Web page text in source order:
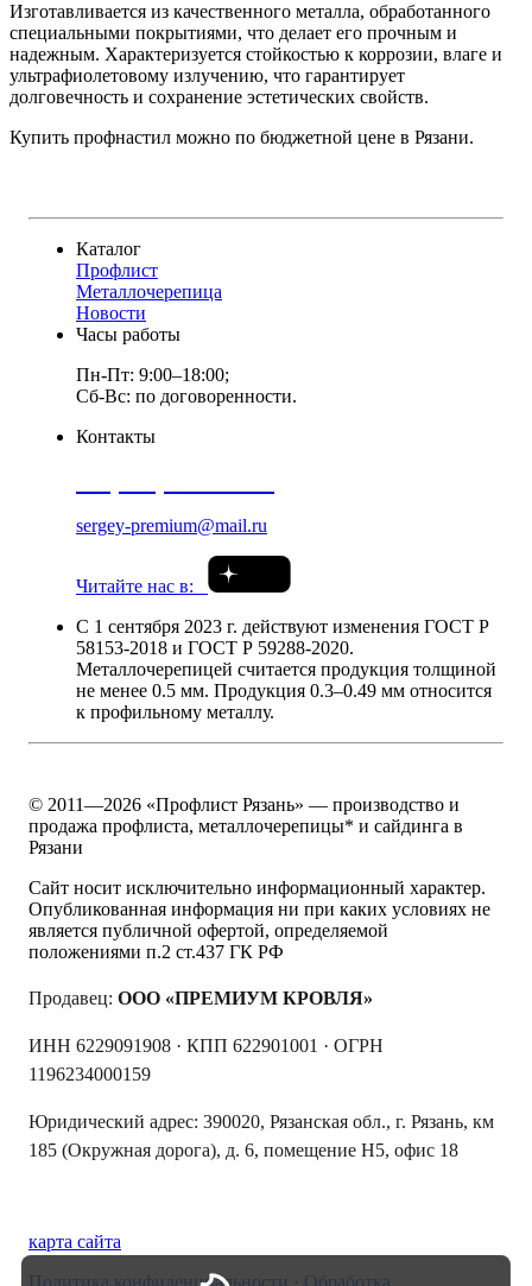
Изготавливается из качественного металла, обработанного
специальными покрытиями, что делает его прочным и
надежным. Характеризуется стойкостью к коррозии, влаге и
ультрафиолетовому излучению, что гарантирует
долговечность и сохранение эстетических свойств.
Купить профнастил можно по бюджетной цене в Рязани.
Каталог
Профлист
Металлочерепица
Новости
Часы работы
Пн-Пт: 9:00–18:00;
Сб-Вс: по договоренности.
Контакты
sergey-premium@mail.ru
Читайте нас в:
С 1 сентября 2023 г. действуют изменения ГОСТ Р
58153-2018 и ГОСТ Р 59288-2020.
Металлочерепицей считается продукция толщиной
не менее 0.5 мм. Продукция 0.3–0.49 мм относится
к профильному металлу.
© 2011—2026 «Профлист Рязань» — производство и
продажа профлиста, металлочерепицы* и сайдинга в
Рязани
Сайт носит исключительно информационный характер.
Опубликованная информация ни при каких условиях не
является публичной офертой, определяемой
положениями п.2 ст.437 ГК РФ
Продавец: ООО «ПРЕМИУМ КРОВЛЯ»
ИНН 6229091908 · КПП 622901001 · ОГРН
1196234000159
Юридический адрес: 390020, Рязанская обл., г. Рязань, км
185 (Окружная дорога), д. 6, помещение Н5, офис 18
карта сайта